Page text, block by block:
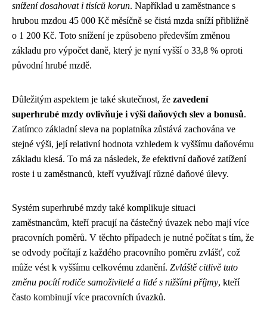
snížení dosahovat i tisíců korun. Například u zaměstnance s
hrubou mzdou 45 000 Kč měsíčně se čistá mzda sníží přibližně
o 1 200 Kč. Toto snížení je způsobeno především změnou
základu pro výpočet daně, který je nyní vyšší o 33,8 % oproti
původní hrubé mzdě.
Důležitým aspektem je také skutečnost, že zavedení
superhrubé mzdy ovlivňuje i výši daňových slev a bonusů.
Zatímco základní sleva na poplatníka zůstává zachována ve
stejné výši, její relativní hodnota vzhledem k vyššímu daňovému
základu klesá. To má za následek, že efektivní daňové zatížení
roste i u zaměstnanců, kteří využívají různé daňové úlevy.
Systém superhrubé mzdy také komplikuje situaci
zaměstnancům, kteří pracují na částečný úvazek nebo mají více
pracovních poměrů. V těchto případech je nutné počítat s tím, že
se odvody počítají z každého pracovního poměru zvlášť, což
může vést k vyššímu celkovému zdanění. Zvláště citlivě tuto
změnu pocítí rodiče samoživitelé a lidé s nižšími příjmy, kteří
často kombinují více pracovních úvazků.